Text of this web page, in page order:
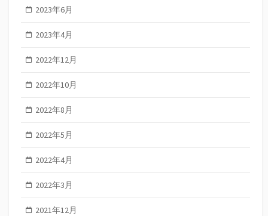
2023年6月
2023年4月
2022年12月
2022年10月
2022年8月
2022年5月
2022年4月
2022年3月
2021年12月